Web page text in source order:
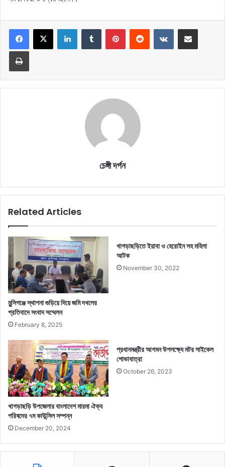
LinkedInTumblr PinterestReddit VKontakteShare via Email
Print
চেঙ্গী দর্পন
Related Articles
মুন্সিগঞ্জে স্থাপনা গুড়িয়ে দিয়ে জমি দখলের
প্রতিবাদে সংবাদ সম্মেলন
February 8, 2025
খাগড়াছড়িতে ইয়াবা ও হেরোইন সহ মহিলা
আটক
November 30, 2022
খাগড়াছড়ি উপজেলার বাংলাদেশ মারমা ঐক্য
পরিষদের ৭ম কাউন্সিল সম্পন্ন
December 20, 2024
প্রধানমন্ত্রীর আগমন উপলক্ষ্যে মটর সাইকেল
শোভাযাত্রা
October 26, 2023